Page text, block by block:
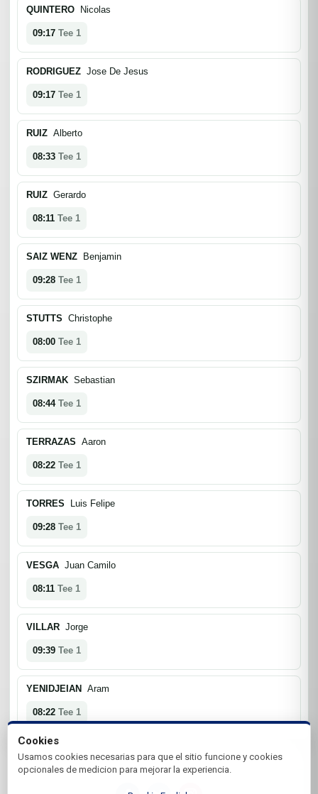
QUINTERO Nicolas
09:17 Tee 1
RODRIGUEZ Jose De Jesus
09:17 Tee 1
RUIZ Alberto
08:33 Tee 1
RUIZ Gerardo
08:11 Tee 1
SAIZ WENZ Benjamin
09:28 Tee 1
STUTTS Christophe
08:00 Tee 1
SZIRMAK Sebastian
08:44 Tee 1
TERRAZAS Aaron
08:22 Tee 1
TORRES Luis Felipe
09:28 Tee 1
VESGA Juan Camilo
08:11 Tee 1
VILLAR Jorge
09:39 Tee 1
YENIDJEIAN Aram
08:22 Tee 1
Cookies
Usamos cookies necesarias para que el sitio funcione y cookies
opcionales de medicion para mejorar la experiencia.